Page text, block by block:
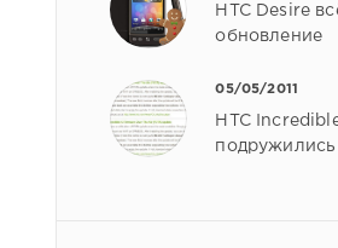
HTC Desire
обновление
05/05/2011
HTC
подружились